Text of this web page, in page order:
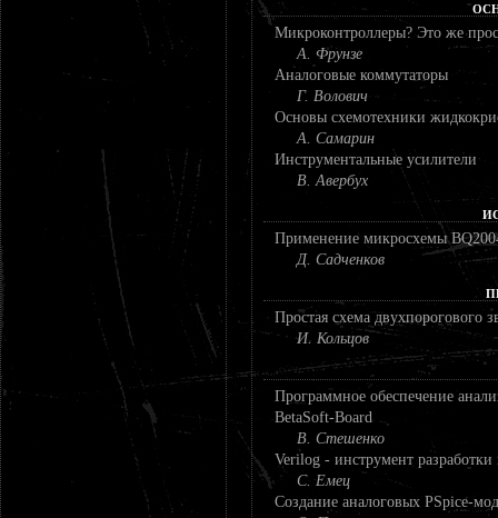
Микроконтроллеры? Это же
А. Фрунзе
Аналоговые коммутаторы
Г. Волович
Основы схемотехники
А. Самарин
Инструментальные усилители
В. Авербух
Применение микросхемы
Д. Садченков
Простая схема двухпорогового
И. Кольцов
Программное обеспечение
BetaSoft-Board
В. Стешенко
Verilog - инструмент
С. Емец
Создание аналоговых PSpice-